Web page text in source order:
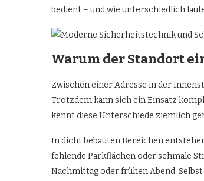
bedient – und wie unterschiedlich
Warum der Standort
Zwischen einer Adresse in der
Trotzdem kann sich ein Einsatz
kennt diese Unterschiede ziemlich
In dicht bebauten Bereichen
fehlende Parkflächen oder schmale
Nachmittag oder frühen Abend.